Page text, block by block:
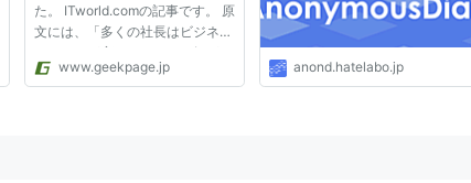
た。 ITworld.comの記事です。 原
文には、「多くの社長はビジネス
のルールが変わったことに気がつ
いていない。昔はお客様が神様だ
www.geekpage.jp anond.hatelabo.jp